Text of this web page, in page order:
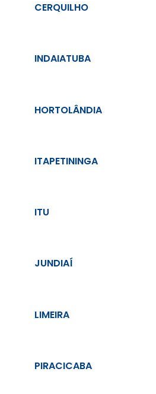
CERQUILHO
INDAIATUBA
HORTOLÂNDIA
ITAPETININGA
ITU
JUNDIAÍ
LIMEIRA
PIRACICABA